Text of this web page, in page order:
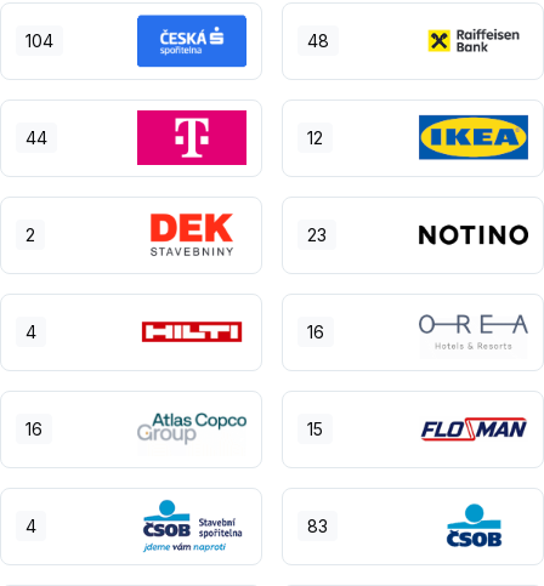
104 48
44 12
2 23
4 16
16 15
4 83